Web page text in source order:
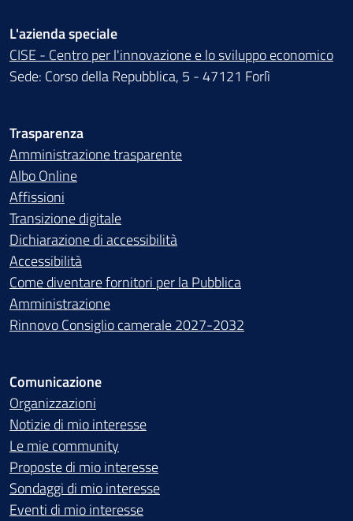
L'azienda speciale
CISE - Centro per l'innovazione e lo sviluppo economico
Sede: Corso della Repubblica, 5 - 47121 Forlì
Trasparenza
Amministrazione trasparente
Albo Online
Affissioni
Transizione digitale
Dichiarazione di accessibilità
Accessibilità
Come diventare fornitori per la Pubblica
Amministrazione
Rinnovo Consiglio camerale 2027-2032
Comunicazione
Organizzazioni
Notizie di mio interesse
Le mie community
Proposte di mio interesse
Sondaggi di mio interesse
Eventi di mio interesse